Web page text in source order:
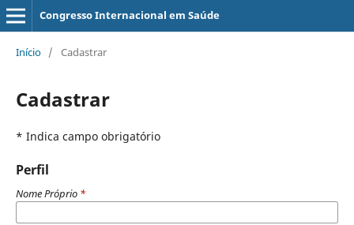
Congresso Internacional em Saúde
Início / Cadastrar
Cadastrar
* Indica campo obrigatório
Perfil
Nome Próprio *